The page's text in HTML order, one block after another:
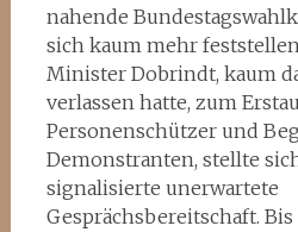
nahende
sich kaum mehr
Minister Dobrindt, kaum
verlassen hatte, zum
Personenschützer und
Demonstranten, stellte
signalisierte unerwartete
Gesprächsbereitschaft.